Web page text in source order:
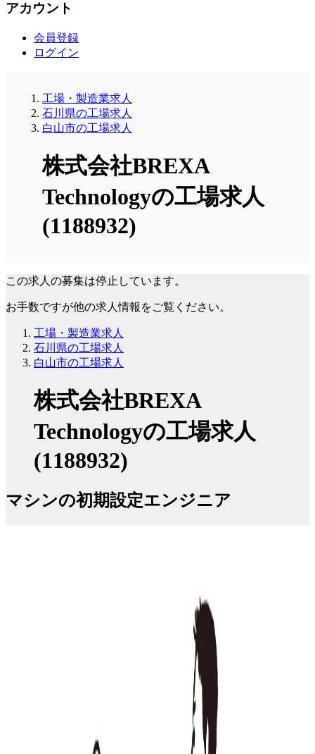
アカウント
会員登録
ログイン
工場・製造業求人
石川県の工場求人
白山市の工場求人
株式会社BREXA
Technologyの工場求人
(1188932)
この求人の募集は停止しています。
お手数ですが他の求人情報をご覧ください。
工場・製造業求人
石川県の工場求人
白山市の工場求人
株式会社BREXA
Technologyの工場求人
(1188932)
マシンの初期設定エンジニア